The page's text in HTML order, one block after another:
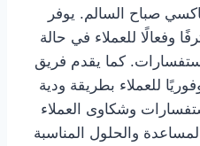
صباح السالم. يوفر
وفعالًا للعملاء في حالة
كما يقدم فريق
للعملاء بطريقة ودية
وشكاوى العملاء
والحلول المناسبة